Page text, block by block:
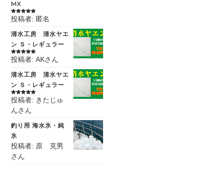
MX
5段階中5の
評価
投稿者: 匿名
清水工房 清水ヤエ
ン Ｓ・レギュラー
5段階中5の
評価
投稿者: AKさん
清水工房 清水ヤエ
ン Ｓ・レギュラー
5段階中5の
評価
投稿者: きたじゅ
んさん
釣り用 海水氷・純
氷
投稿者: 原 克男
さん